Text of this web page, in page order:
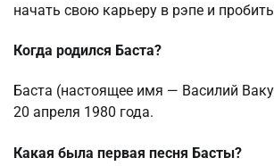
начать свою карьеру в рэпе и
Когда родился Баста?
Баста (настоящее имя — Василий
20 апреля 1980 года.
Какая была первая песня Басты?